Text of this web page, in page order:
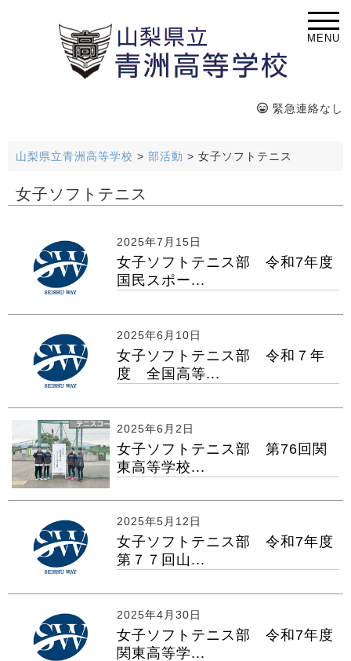
MENU
緊急連絡なし
山梨県立青洲高等学校 > 部活動 > 女子ソフトテニス
女子ソフトテニス
2025年7月15日
女子ソフトテニス部 令和7年度
国民スポー...
2025年6月10日
女子ソフトテニス部 令和７年
度 全国高等...
2025年6月2日
女子ソフトテニス部 第76回関
東高等学校...
2025年5月12日
女子ソフトテニス部 令和7年度
第７７回山...
2025年4月30日
女子ソフトテニス部 令和7年度
関東高等学...